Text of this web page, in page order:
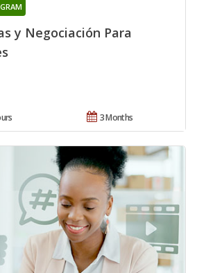
y Negociación Para
3 Months